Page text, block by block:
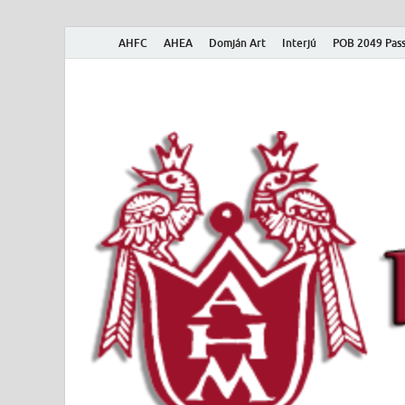
AHFC AHEA Domján Art Interjú POB 2049
American